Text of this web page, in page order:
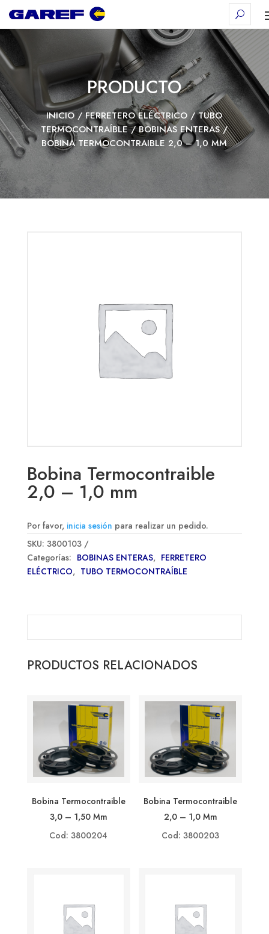
PRODUCTO
INICIO/FERRETERO ELÉCTRICO/TUBO
TERMOCONTRAÍBLE/BOBINAS ENTERAS/
BOBINA TERMOCONTRAIBLE 2,0 – 1,0 MM
Bobina Termocontraible
2,0 – 1,0 mm
Por favor, inicia sesión para realizar un pedido.
SKU: 3800103
Categorías: BOBINAS ENTERAS, FERRETERO
ELÉCTRICO, TUBO TERMOCONTRAÍBLE
PRODUCTOS RELACIONADOS
Bobina Termocontraible
3,0 – 1,50 Mm
Cod: 3800204
Bobina Termocontraible
2,0 – 1,0 Mm
Cod: 3800203